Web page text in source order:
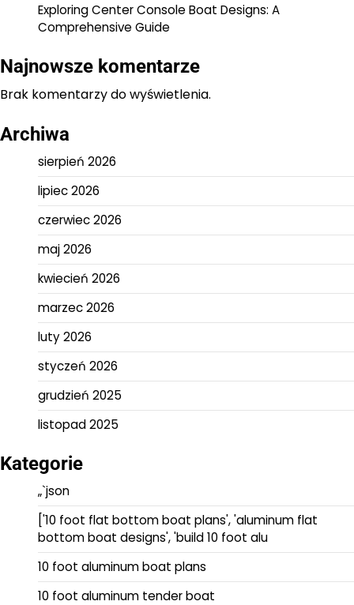
Exploring Center Console Boat Designs: A
Comprehensive Guide
Najnowsze komentarze
Brak komentarzy do wyświetlenia.
Archiwa
sierpień 2026
lipiec 2026
czerwiec 2026
maj 2026
kwiecień 2026
marzec 2026
luty 2026
styczeń 2026
grudzień 2025
listopad 2025
Kategorie
„`json
['10 foot flat bottom boat plans', 'aluminum flat
bottom boat designs', 'build 10 foot alu
10 foot aluminum boat plans
10 foot aluminum tender boat